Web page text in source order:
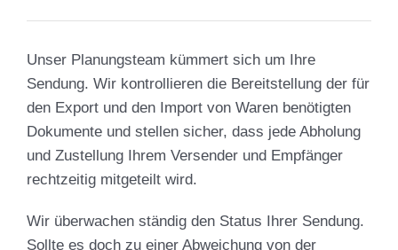
Unser Planungsteam kümmert sich um Ihre
Sendung. Wir kontrollieren die Bereitstellung der für
den Export und den Import von Waren benötigten
Dokumente und stellen sicher, dass jede Abholung
und Zustellung Ihrem Versender und Empfänger
rechtzeitig mitgeteilt wird.
Wir überwachen ständig den Status Ihrer Sendung.
Sollte es doch zu einer Abweichung von der